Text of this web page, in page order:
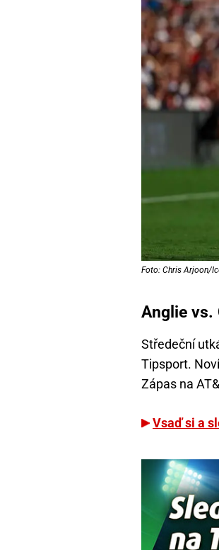
Foto: Chris Arjoon/
Anglie vs.
Středeční
Tipsport.
Zápas na
Vsaď si a